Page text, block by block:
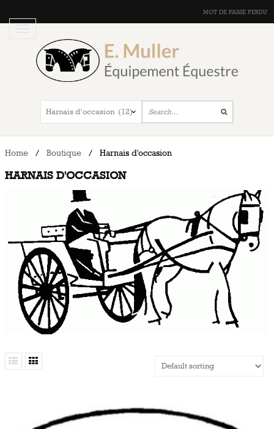
MOT DE PASSE PERDU
Home / Boutique / Harnais d'occasion
HARNAIS D'OCCASION